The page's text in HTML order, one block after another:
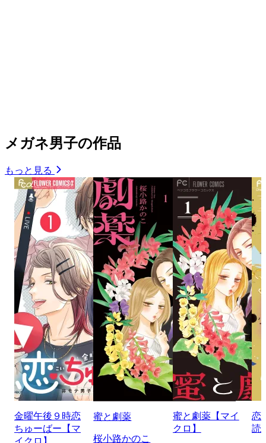
メガネ男子の作品
もっと見る
金曜午後９時恋
ちゅーばー【マ
イクロ】
蜜と劇薬
桜小路かのこ
蜜と劇薬【マイ
クロ】
恋
読